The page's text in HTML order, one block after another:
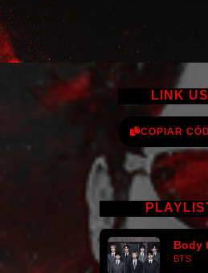
LINK US
COPIAR
Body
BTS